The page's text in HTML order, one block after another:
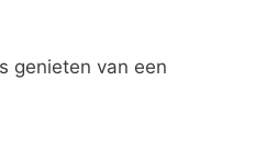
genieten van een